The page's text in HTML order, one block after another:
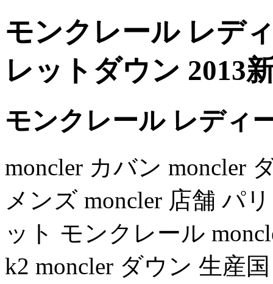
モンクレール レデ
レットダウン 2013
モンクレール レディ
moncler カバン moncler
メンズ moncler 店舗 パ
ット モンクレール
k2 moncler ダウン 生産